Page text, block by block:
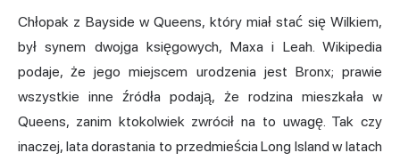
Chłopak z Bayside w Queens, który miał stać się Wilkiem,
był synem dwojga księgowych, Maxa i Leah. Wikipedia
podaje, że jego miejscem urodzenia jest Bronx; prawie
wszystkie inne źródła podają, że rodzina mieszkała w
Queens, zanim ktokolwiek zwrócił na to uwagę. Tak czy
inaczej, lata dorastania to przedmieścia Long Island w latach